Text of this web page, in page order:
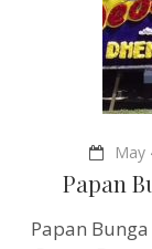
May
Papan
Papan